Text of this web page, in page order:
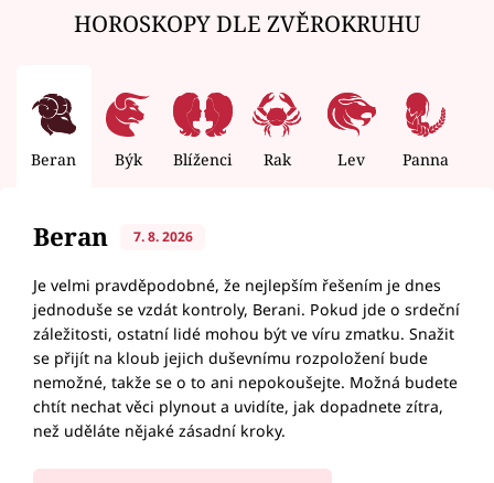
HOROSKOPY DLE ZVĚROKRUHU
Beran Býk Blíženci Rak Lev Panna
Beran 7. 8. 2026
Je velmi pravděpodobné, že nejlepším řešením je dnes
jednoduše se vzdát kontroly, Berani. Pokud jde o srdeční
záležitosti, ostatní lidé mohou být ve víru zmatku. Snažit
se přijít na kloub jejich duševnímu rozpoložení bude
nemožné, takže se o to ani nepokoušejte. Možná budete
chtít nechat věci plynout a uvidíte, jak dopadnete zítra,
než uděláte nějaké zásadní kroky.